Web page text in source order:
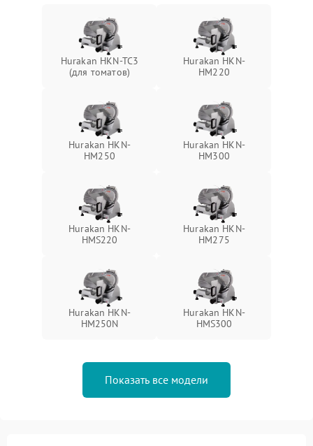
Hurakan HKN-TC3
(для томатов)
Hurakan HKN-
HM220
Hurakan HKN-
HM250
Hurakan HKN-
HM300
Hurakan HKN-
HMS220
Hurakan HKN-
HM275
Hurakan HKN-
HM250N
Hurakan HKN-
HMS300
Показать все модели